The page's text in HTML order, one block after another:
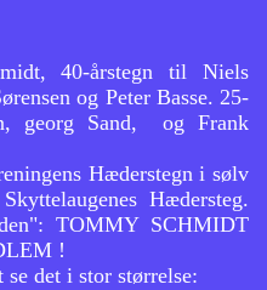
40-årstegn til Niels
og Peter Basse. 25-
georg Sand, og Frank
Hæderstegn i sølv
Hædersteg.
TOMMY SCHMIDT
!
det i stor størrelse: